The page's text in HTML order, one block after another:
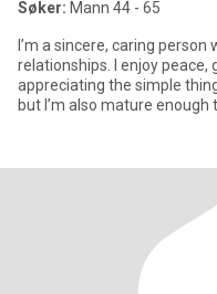
Søker: Mann 44 - 65
I’m a sincere, caring
relationships. I enjoy peace,
appreciating the simple
but I’m also mature